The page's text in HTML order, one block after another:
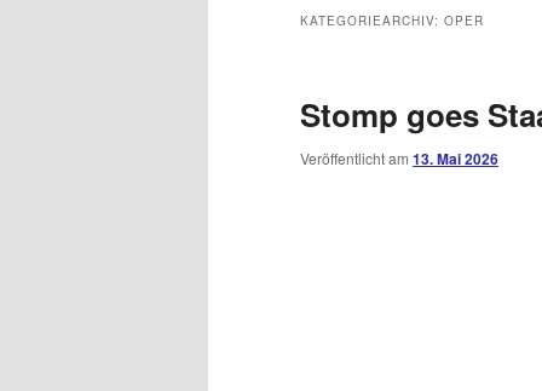
KATEGORIEARCHIV: OPER
Stomp goes
Veröffentlicht am 13. Mai 2026